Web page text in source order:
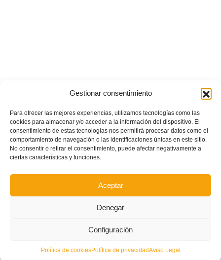
Gestionar consentimiento
Para ofrecer las mejores experiencias, utilizamos tecnologías como las
cookies para almacenar y/o acceder a la información del dispositivo. El
consentimiento de estas tecnologías nos permitirá procesar datos como el
comportamiento de navegación o las identificaciones únicas en este sitio.
No consentir o retirar el consentimiento, puede afectar negativamente a
ciertas características y funciones.
Aceptar
Denegar
Configuración
Política de cookiesPolítica de privacidadAviso Legal